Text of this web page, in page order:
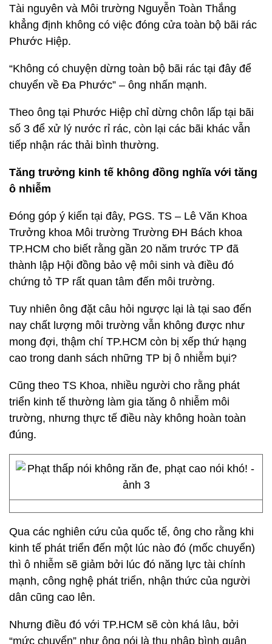
Tài nguyên và Môi trường Nguyễn Toàn Thắng
khẳng định không có việc đóng cửa toàn bộ bãi rác
Phước Hiệp.
“Không có chuyện dừng toàn bộ bãi rác tại đây để
chuyển về Đa Phước” – ông nhấn mạnh.
Theo ông tại Phước Hiệp chỉ dừng chôn lấp tại bãi
số 3 để xử lý nước rỉ rác, còn lại các bãi khác vẫn
tiếp nhận rác thải bình thường.
Tăng trưởng kinh tế không đồng nghĩa với tăng
ô nhiễm
Đóng góp ý kiến tại đây, PGS. TS – Lê Văn Khoa
Trưởng khoa Môi trường Trường ĐH Bách khoa
TP.HCM cho biết rằng gần 20 năm trước TP đã
thành lập Hội đồng bảo vệ môi sinh và điều đó
chứng tỏ TP rất quan tâm đến môi trường.
Tuy nhiên ông đặt câu hỏi ngược lại là tại sao đến
nay chất lượng môi trường vẫn không được như
mong đợi, thậm chí TP.HCM còn bị xếp thứ hạng
cao trong danh sách những TP bị ô nhiễm bụi?
Cũng theo TS Khoa, nhiều người cho rằng phát
triển kinh tế thường làm gia tăng ô nhiễm môi
trường, nhưng thực tế điều này không hoàn toàn
đúng.
Qua các nghiên cứu của quốc tế, ông cho rằng khi
kinh tế phát triển đến một lúc nào đó (mốc chuyển)
thì ô nhiễm sẽ giảm bởi lúc đó năng lực tài chính
mạnh, công nghệ phát triển, nhận thức của người
dân cũng cao lên.
Nhưng điều đó với TP.HCM sẽ còn khá lâu, bởi
“mức chuyển” như ông nói là thu nhập bình quân